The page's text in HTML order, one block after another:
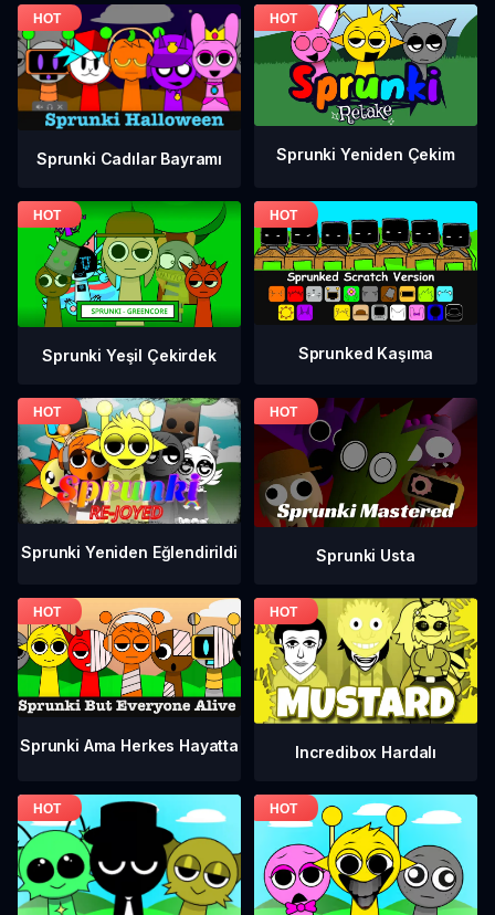
Sprunki Cadılar Bayramı Sprunki Yeniden Çekim
Sprunki Yeşil Çekirdek Sprunked Kaşıma
Sprunki Yeniden Eğlendirildi Sprunki Usta
Sprunki Ama Herkes Hayatta Incredibox Hardalı